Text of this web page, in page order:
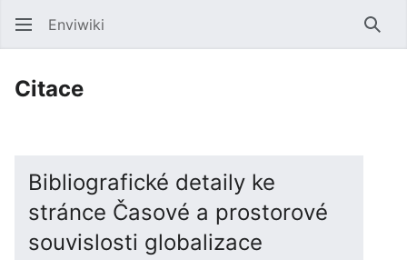
Enviwiki
Citace
Bibliografické detaily ke
stránce Časové a prostorové
souvislosti globalizace